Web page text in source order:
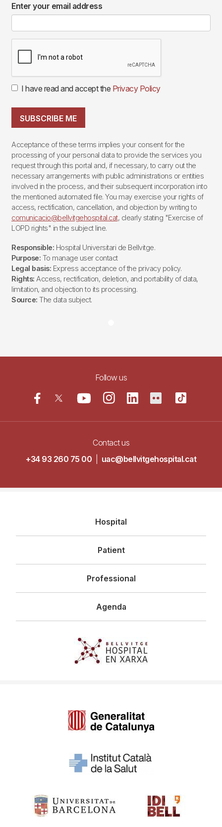
Enter your email address
I have read and accept the Privacy Policy
SUBSCRIBE ME
Acceptance of these terms implies your consent for the
processing of your personal data to provide the services you
request through this portal and, if necessary, to carry out the
necessary arrangements with public administrations or entities
involved in the process, and their subsequent incorporation into
the mentioned automated file. You may exercise your rights of
access, rectification, cancellation, and objection by writing to
comunicacio@bellvitgehospital.cat, clearly stating "Exercise of
LOPD rights" in the subject line.
Responsible: Hospital Universitari de Bellvitge.
Purpose: To manage user contact
Legal basis: Express acceptance of the privacy policy.
Rights: Access, rectification, deletion, and portability of data,
limitation, and objection to its processing.
Source: The data subject.
Follow us
Contact us
+34 93 260 75 00
uac@bellvitgehospital.cat
principal
Hospital
Patient
Professional
Agenda